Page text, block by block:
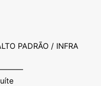
PADRÃO / INFRA